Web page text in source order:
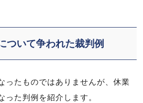
ついて争われた裁判例
ったものではありませんが、休業
った判例を紹介します。